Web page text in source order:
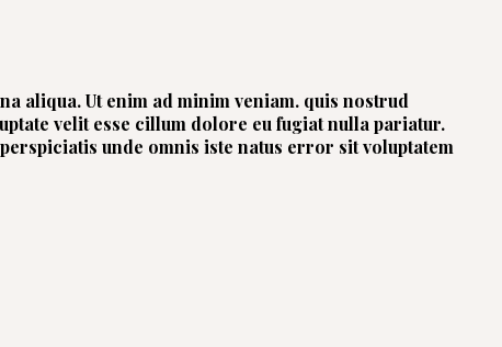
aliqua. Ut enim ad minim veniam. quis nostrud
velit esse cillum dolore eu fugiat nulla pariatur.
unde omnis iste natus error sit voluptatem